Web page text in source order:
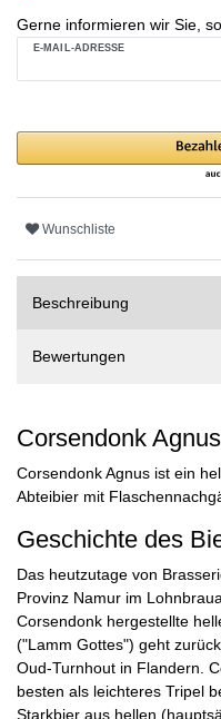
Gerne informieren wir Sie,
E-MAIL-ADRESSE
Wunschliste
Beschreibung
Bewertungen
Corsendonk
Corsendonk Agnus ist ein
Abteibier mit
Geschichte des
Das heutzutage von
Provinz Namur im
Corsendonk hergestellte
("Lamm Gottes") geht
Oud-Turnhout in Flandern.
besten als leichteres Tripel
Starkbier aus hellen